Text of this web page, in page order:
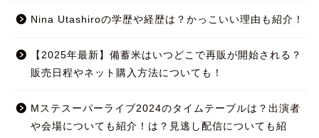
Nina Utashiroの学歴や経歴は？かっこいい理由も紹介！
【2025年最新】備蓄米はいつどこで再販が開始される？
販売日程やネット購入方法についても！
Mステスーパーライブ2024のタイムテーブルは？出演者
や会場についても紹介！は？見逃し配信についても紹